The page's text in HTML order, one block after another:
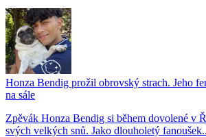
Honza Bendig prožil obrovský strach. Jeho
na sále
Zpěvák Honza Bendig si během dovolené v
svých velkých snů. Jako dlouholetý